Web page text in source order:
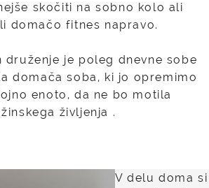
skočiti na sobno kolo ali
domačo fitnes napravo.
druženje je poleg dnevne sobe
domača soba, ki jo opremimo
enoto, da ne bo motila
življenja .
V delu doma si